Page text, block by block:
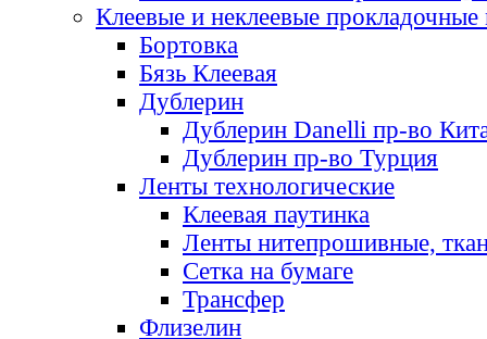
Клеевые и неклеевые прокладочные
Бортовка
Бязь Клеевая
Дублерин
Дублерин Danelli пр-во
Дублерин пр-во Турция
Ленты технологические
Клеевая паутинка
Ленты нитепрошивные,
Сетка на бумаге
Трансфер
Флизелин